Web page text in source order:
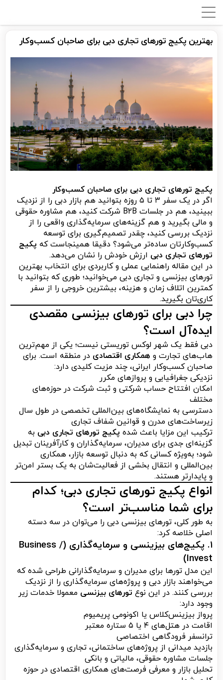
بهترین پکیج تورهای تجاری دبی برای صاحبان کسب‌وکار
پکیج تورهای تجاری دبی برای صاحبان کسب‌وکار
اگر در یک سفر ۳ تا ۵ روزه بتوانید هم بازار دبی را از نزدیک
ببینید، هم در جلسات B2B شرکت کنید، هم مشاوره حقوقی
و مالی بگیرید و هم گزینه‌های سرمایه‌گذاری واقعی را از
نزدیک بررسی کنید، چقدر تصمیم‌گیری برای توسعه
کسب‌وکارتان ساده‌تر می‌شود؟ دقیقا همینجاست که پکیج
تورهای تجاری دبی ارزش خودش را نشان می‌دهد.
در این مقاله راهنمایی عملی و کاربردی برای انتخاب بهترین
تورهای بیزنسی و تجاری دبی می‌خوانید؛ طوری که بتوانید با
کمترین اتلاف زمان و هزینه، بیشترین خروجی را از سفر
کاری‌تان بگیرید.
چرا دبی برای تورهای بیزنسی مقصدی
ایده‌آل است؟
دبی فقط یک شهر لوکس توریستی نیست؛ یکی از مهم‌ترین
هاب‌های تجارت و همکاری اقتصادی در منطقه است. برای
صاحبان کسب‌وکار ایرانی، چند مزیت کلیدی دارد:
نزدیکی جغرافیایی و پروازهای مکرر
امکان افتتاح حساب شرکتی و ثبت شرکت در حوزه‌های
مختلف
دسترسی به نمایشگاه‌های بین‌المللی تخصصی در طول سال
زیرساخت‌های مدرن و قوانین شفاف تجاری
ترکیب این مزایا باعث شده پکیج تورهای تجاری دبی به
گزینه‌ای جدی برای مدیران، سرمایه‌گذاران و کارآفرینان تبدیل
شود؛ به‌ویژه کسانی که به دنبال توسعه بازار، همکاری
بین‌المللی و انتقال بخشی از فعالیت‌شان به یک بستر امن‌تر
و پایدارتر هستند.
انواع پکیج تورهای تجاری دبی؛ کدام
برای شما مناسب‌تر است؟
به طور کلی، تورهای بیزنسی دبی را می‌توان در سه دسته
اصلی خلاصه کرد:
۱. پکیج‌های بیزینسی و سرمایه‌گذاری (Business /
Invest)
این مدل تورها برای مدیران و سرمایه‌گذارانی طراحی شده که
می‌خواهند بازار دبی و پروژه‌های سرمایه‌گذاری را از نزدیک
بررسی کنند. در این نوع تورهای بیزنسی معمولا خدمات زیر
وجود دارد:
پرواز بیزینس‌کلاس یا اکونومی پریمیوم
اقامت در هتل‌های ۴ یا ۵ ستاره معتبر
ترانسفر فرودگاهی اختصاصی
بازدید میدانی از پروژه‌های ساختمانی، تجاری و سرمایه‌گذاری
جلسات مشاوره حقوقی، مالیاتی و بانکی
تحلیل بازار و معرفی فرصت‌های همکاری اقتصادی در حوزه